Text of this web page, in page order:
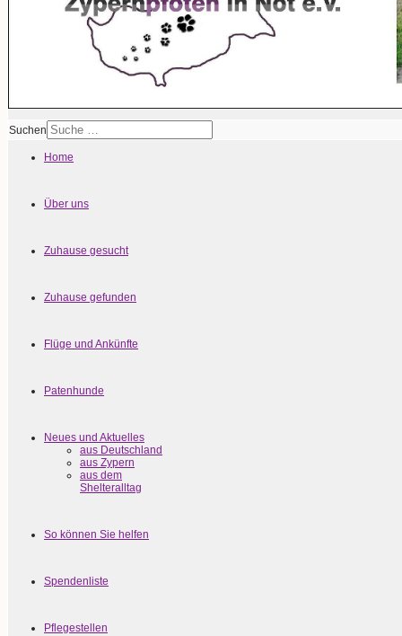
Suchen
Home
Über uns
Zuhause gesucht
Zuhause gefunden
Flüge und Ankünfte
Patenhunde
Neues und Aktuelles
aus Deutschland
aus Zypern
aus dem
Shelteralltag
So können Sie helfen
Spendenliste
Pflegestellen